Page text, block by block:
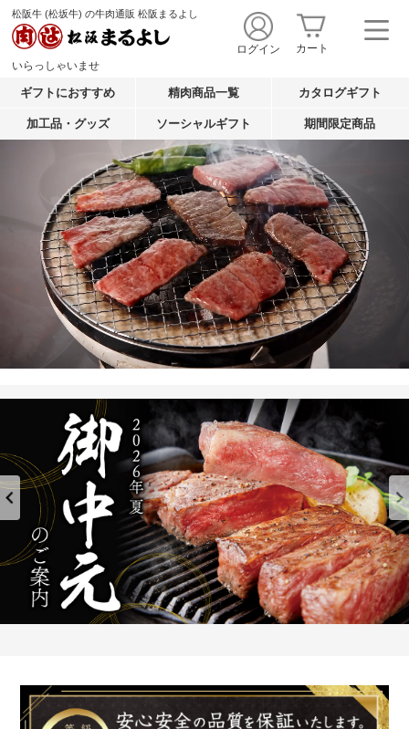
松阪牛 (松坂牛) の牛肉通販 松阪まるよし
いらっしゃいませ
ログイン カート
ギフトにおすすめ 精肉商品一覧 カタログギフト
加工品・グッズ ソーシャルギフト 期間限定商品